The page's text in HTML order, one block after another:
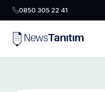
0850 305 22 41